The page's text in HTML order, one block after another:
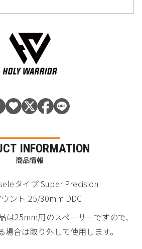
INFORMATION
商品情報
タイプ Super Precision
ント 25/30mm DDC
は25mm用のスペーサーですので、
合は取り外して使用します。